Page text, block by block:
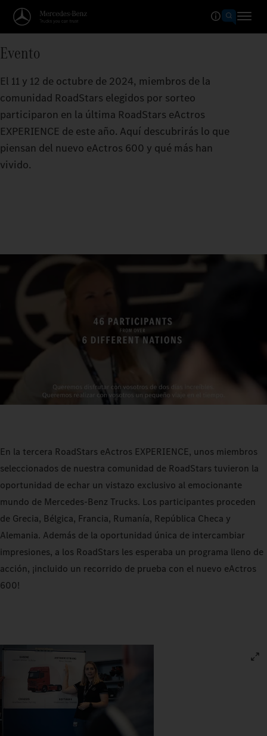
Evento
El 11 y 12 de octubre de 2024, miembros de la
comunidad RoadStars elegidos por sorteo
participaron en la última RoadStars eActros
EXPERIENCE de este año. Aquí descubrirás lo que
piensan del nuevo eActros 600 y qué más han
vivido.
En la tercera RoadStars eActros EXPERIENCE, unos miembros
seleccionados de nuestra comunidad de RoadStars tuvieron la
oportunidad de echar un vistazo exclusivo al emocionante
mundo de Mercedes‑Benz Trucks. Los participantes proceden
de Grecia, Bélgica, Francia, Rumanía, República Checa y
Alemania. Además de la oportunidad única de intercambiar
impresiones, a los RoadStars les esperaba un programa lleno de
acción, ¡incluido un recorrido de prueba con el nuevo eActros
600!